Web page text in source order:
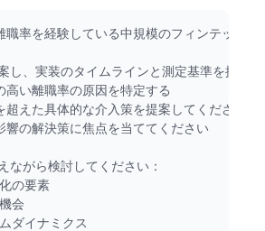
職率を経験している中規模のフィンテック
し、実装のタイムラインと測定基準を提案
い離職率の原因を特定する
えた具体的な介入策を提案してください
の解決策に焦点を当ててください
ながら検討してください：
の要素
会
ダイナミクス